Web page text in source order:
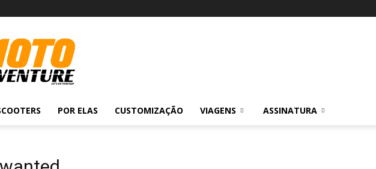
Revista
Moto
Adventure
POR ELAS CUSTOMIZAÇÃO VIAGENS ASSINATURA